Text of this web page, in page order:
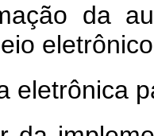
da
eletrônica